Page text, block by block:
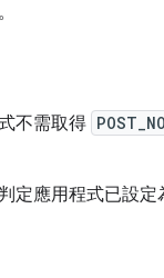
不需取得
定應用程式已設定